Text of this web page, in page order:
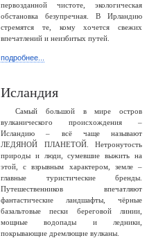
первозданной чистоте, экологическая
обстановка безупречная. В Ирландию
стремятся те, кому хочется свежих
впечатлений и неизбитых путей.
подробнее...
Исландия
Самый большой в мире остров
вулканического происхождения –
Исландию – всё чаще называют
ЛЕДЯНОЙ ПЛАНЕТОЙ. Нетронутость
природы и люди, сумевшие выжить на
этой, с взрывным характером, земле –
главные туристические бренды.
Путешественников впечатляют
фантастические ландшафты, чёрные
базальтовые пески береговой линии,
мощные водопады и ледники,
покрывающие дремлющие вулканы.